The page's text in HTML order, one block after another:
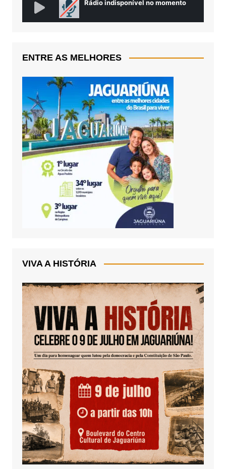
ENTRE AS MELHORES
VIVA A HISTÓRIA